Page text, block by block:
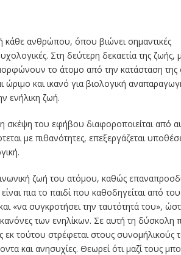
κάθε ανθρώπου, όπου βιώνει σημαντικές
Στη δεύτερη δεκαετία της ζωής,
το άτομο από την κατάσταση της
ώριμο και ικανό για βιολογική
ενήλικη ζωή.
του εφήβου διαφοροποιείται από
με πιθανότητες, επεξεργάζεται
ζωή του ατόμου, καθώς
πια το παιδί που καθοδηγείται από
«να συγκροτήσει την ταυτότητά του»,
των ενηλίκων. Σε αυτή τη δύσκολη
εκ τούτου στρέφεται στους συνομήλικούς
και ανησυχίες. Θεωρεί ότι μαζί τους